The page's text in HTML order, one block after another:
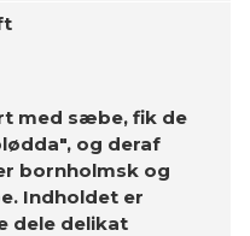
med sæbe, fik de
og deraf
bornholmsk og
Indholdet er
dele delikat